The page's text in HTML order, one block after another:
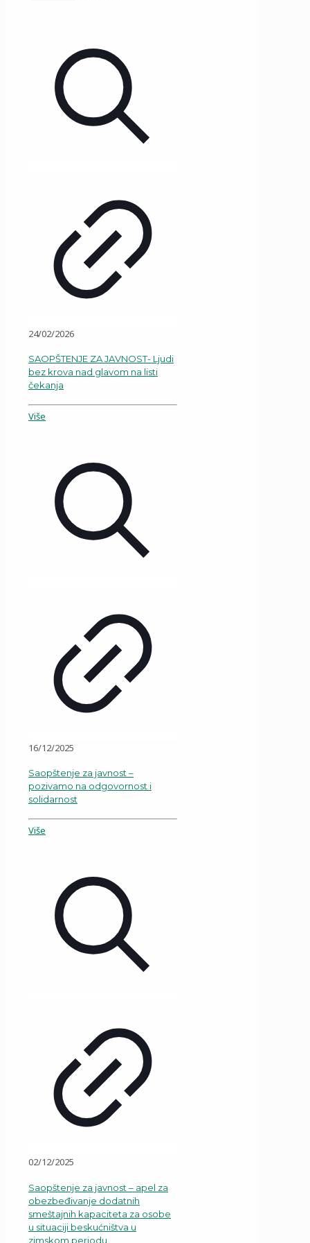
24/02/2026
SAOPŠTENJE ZA JAVNOST- Ljudi
bez krova nad glavom na listi
čekanja
Više
16/12/2025
Saopštenje za javnost –
pozivamo na odgovornost i
solidarnost
Više
02/12/2025
Saopštenje za javnost – apel za
obezbeđivanje dodatnih
smeštajnih kapaciteta za osobe
u situaciji beskućništva u
zimskom periodu